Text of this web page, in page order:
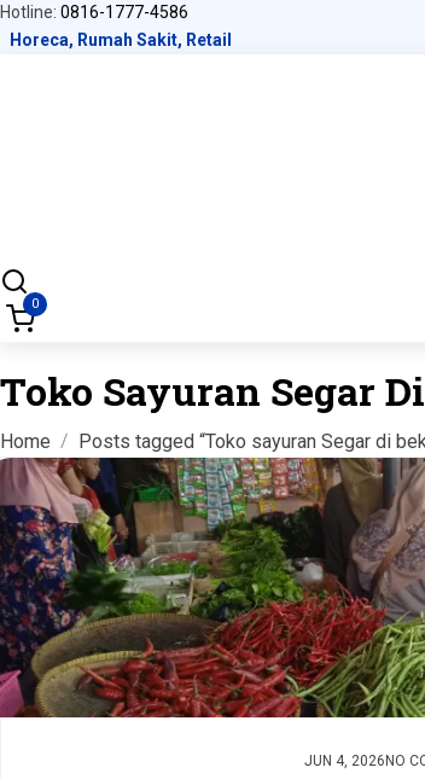
Hotline: 0816-1777-4586
Horeca, Rumah Sakit, Retail
0
Toko Sayuran Segar
Home Posts tagged “Toko sayuran Segar di
JUN 4, 2026NO